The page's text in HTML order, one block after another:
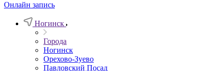
Онлайн запись
Ногинск
Города
Ногинск
Орехово-Зуево
Павловский Посад